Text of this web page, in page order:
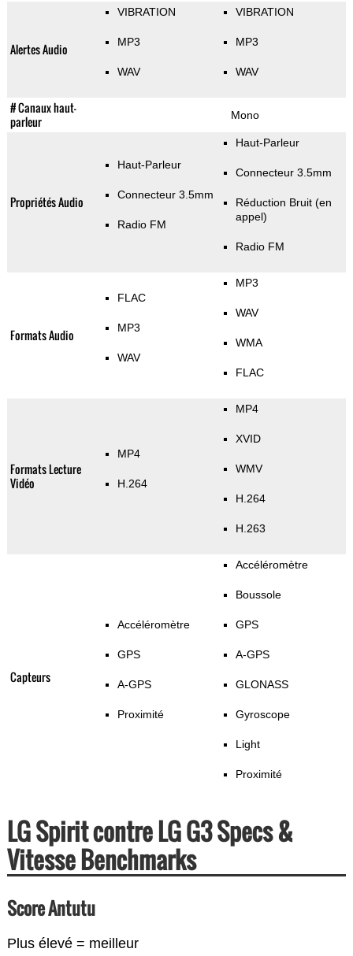
Alertes Audio
VIBRATION
MP3
WAV
VIBRATION
MP3
WAV
# Canaux haut-
parleur
Mono
Propriétés Audio
Haut-Parleur
Connecteur 3.5mm
Radio FM
Haut-Parleur
Connecteur 3.5mm
Réduction Bruit (en
appel)
Radio FM
Formats Audio
FLAC
MP3
WAV
MP3
WAV
WMA
FLAC
Formats Lecture
Vidéo
MP4
H.264
MP4
XVID
WMV
H.264
H.263
Capteurs
Accéléromètre
GPS
A-GPS
Proximité
Accéléromètre
Boussole
GPS
A-GPS
GLONASS
Gyroscope
Light
Proximité
LG Spirit contre LG G3 Specs &
Vitesse Benchmarks
Score Antutu
Plus élevé = meilleur